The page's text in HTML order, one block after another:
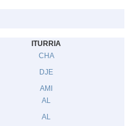
ITURRIA
CHA
DJE
AMI
AL
AL